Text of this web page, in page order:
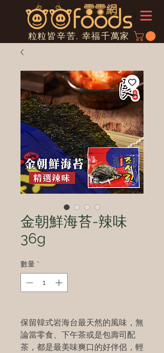
粒粒皆辛苦, 幸福千萬家
金朝鮮海苔-辣味
36g
數量 *
保留韓式岩海台最天然的風味，無
論當零食、下午茶或是包壽司配
茶，都是最美味爽口的好伴侶，輕